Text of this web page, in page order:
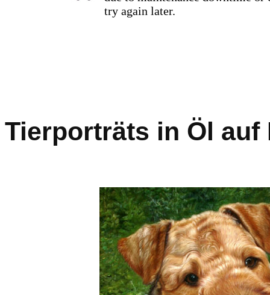
Tierporträts in Öl auf